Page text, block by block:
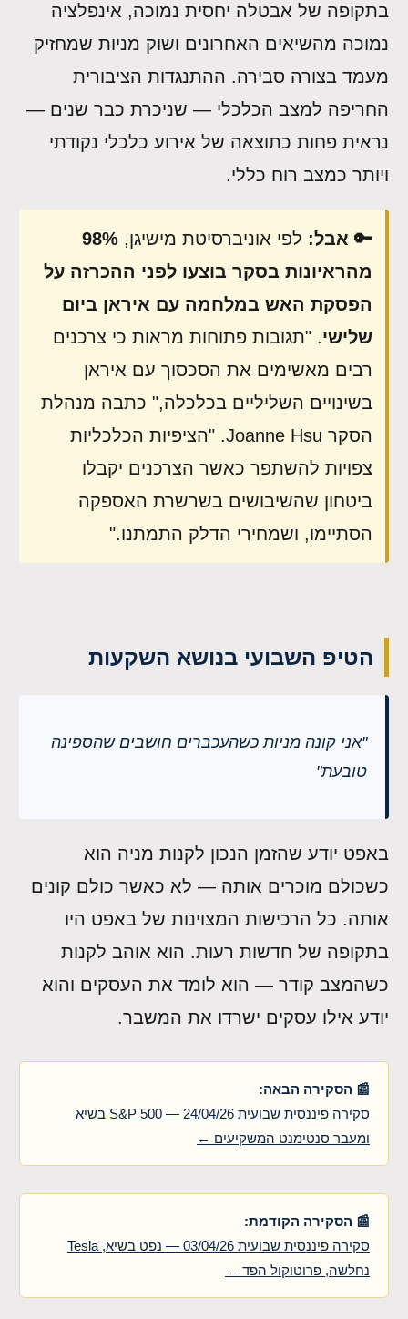
בתקופה של אבטלה יחסית נמוכה, אינפלציה
נמוכה מהשיאים האחרונים ושוק מניות שמחזיק
מעמד בצורה סבירה. ההתנגדות הציבורית
החריפה למצב הכלכלי — שניכרת כבר שנים —
נראית פחות כתוצאה של אירוע כלכלי נקודתי
ויותר כמצב רוח כללי.
🔑 אבל: לפי אוניברסיטת מישיגן, 98%
מהראיונות בסקר בוצעו לפני ההכרזה על
הפסקת האש במלחמה עם איראן ביום
שלישי. "תגובות פתוחות מראות כי צרכנים
רבים מאשימים את הסכסוך עם איראן
בשינויים השליליים בכלכלה," כתבה מנהלת
הסקר Joanne Hsu. "הציפיות הכלכליות
צפויות להשתפר כאשר הצרכנים יקבלו
ביטחון שהשיבושים בשרשרת האספקה
הסתיימו, ושמחירי הדלק התמתנו."
הטיפ השבועי בנושא השקעות
"אני קונה מניות כשהעכברים חושבים שהספינה
טובעת"
באפט יודע שהזמן הנכון לקנות מניה הוא
כשכולם מוכרים אותה — לא כאשר כולם קונים
אותה. כל הרכישות המצוינות של באפט היו
בתקופה של חדשות רעות. הוא אוהב לקנות
כשהמצב קודר — הוא לומד את העסקים והוא
יודע אילו עסקים ישרדו את המשבר.
📰 הסקירה הבאה:
סקירה פיננסית שבועית 24/04/26 — S&P 500 בשיא
ומעבר סנטימנט המשקיעים ←
📰 הסקירה הקודמת:
סקירה פיננסית שבועית 03/04/26 — נפט בשיא, Tesla
נחלשה, פרוטוקול הפד ←